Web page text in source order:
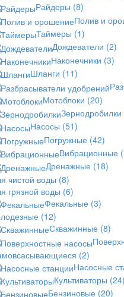
Райдеры (8)
Полив и
Таймеры (1)
Дождеватели (2)
Наконечники (3)
Шланги (11)
Мотоблоки (20)
Зернодробилки
Насосы (51)
Погружные (42)
Вибрационные
Дренажные (18)
чистой воды (8)
грязной воды (6)
Фекальные (3)
(12)
Скважинные (8)
(2)
Насосные
Культиваторы (24)
Бензиновые (20)